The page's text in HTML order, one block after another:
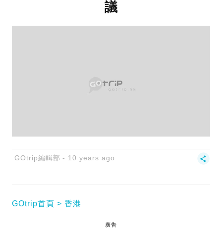
議
GOtrip編輯部 10 years ago
GOtrip首頁 香港
廣告